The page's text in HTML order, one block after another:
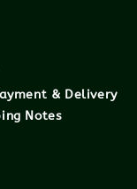
& Delivery
Notes